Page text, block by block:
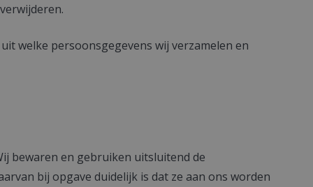
welke persoonsgegevens wij verzamelen en
bewaren en gebruiken uitsluitend de
bij opgave duidelijk is dat ze aan ons worden